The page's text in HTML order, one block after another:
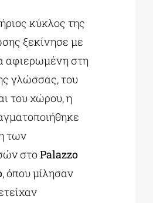
κύκλος της
ξεκίνησε με
αφιερωμένη στη
γλώσσας, του
του χώρου, η
των
στοPalazzo
, όπου μίλησαν